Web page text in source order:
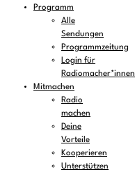
Programm
Alle
Sendungen
Programmzeitung
Login für
Radiomacher*innen
Mitmachen
Radio
machen
Deine
Vorteile
Kooperieren
Unterstützen